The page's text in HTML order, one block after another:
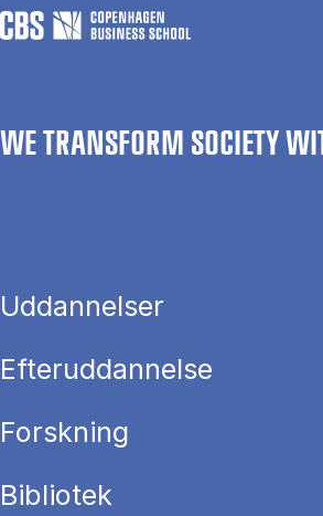
WE TRANSFORM SOCIETY
Uddannelser
Efteruddannelse
Forskning
Bibliotek